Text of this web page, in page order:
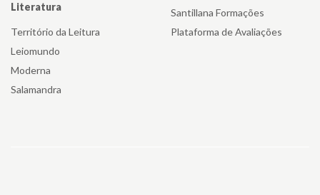
Literatura
Território da Leitura
Leiomundo
Moderna
Salamandra
Santillana Formações
Plataforma de Avaliações